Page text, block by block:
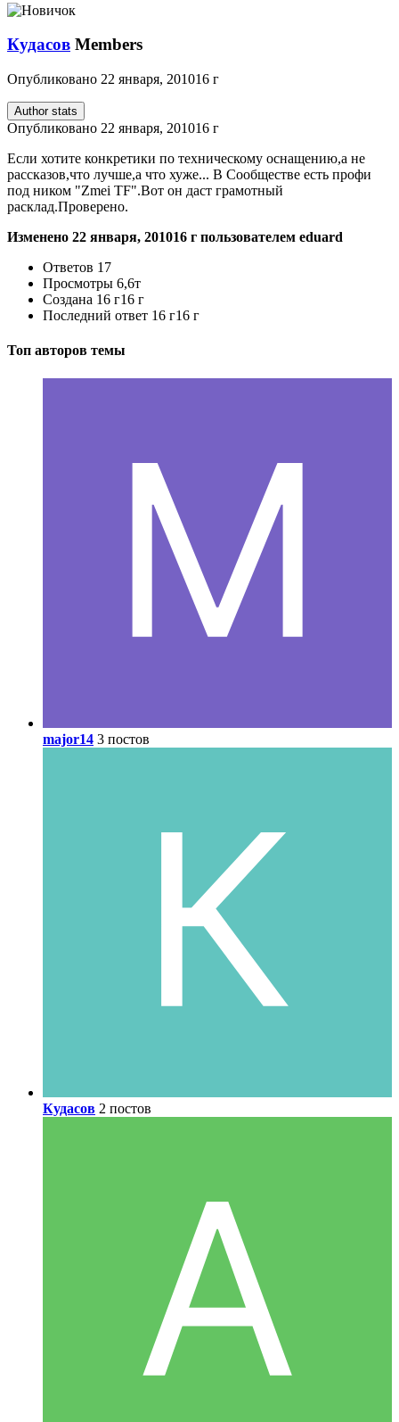
Кудасов Members
Опубликовано 22 января, 201016 г
Author stats
Опубликовано 22 января, 201016 г
Если хотите конкретики по техническому оснащению,а не
рассказов,что лучше,а что хуже... В Сообществе есть профи
под ником "Zmei TF".Вот он даст грамотный
расклад.Проверено.
Изменено 22 января, 201016 г пользователем eduard
Ответов 17
Просмотры 6,6т
Создана 16 г16 г
Последний ответ 16 г16 г
Топ авторов темы
major14 3 постов
Кудасов 2 постов